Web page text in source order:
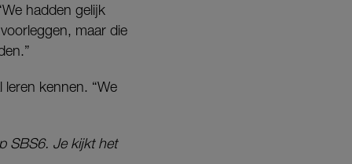
hadden gelijk
maar die
kennen. “We
SBS6. Je kijkt het